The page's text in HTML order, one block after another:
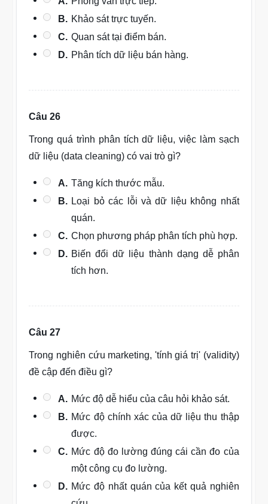
B. Khảo sát trực tuyến.
C. Quan sát tại điểm bán.
D. Phân tích dữ liệu bán hàng.
Câu 26
Trong quá trình phân tích dữ liệu, việc làm sạch
dữ liệu (data cleaning) có vai trò gì?
A. Tăng kích thước mẫu.
B. Loại bỏ các lỗi và dữ liệu không nhất
quán.
C. Chọn phương pháp phân tích phù hợp.
D. Biến đổi dữ liệu thành dạng dễ phân
tích hơn.
Câu 27
Trong nghiên cứu marketing, 'tính giá trị' (validity)
đề cập đến điều gì?
A. Mức độ dễ hiểu của câu hỏi khảo sát.
B. Mức độ chính xác của dữ liệu thu thập
được.
C. Mức độ đo lường đúng cái cần đo của
một công cụ đo lường.
D. Mức độ nhất quán của kết quả nghiên